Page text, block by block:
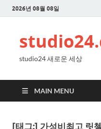
2026년 08월 08일
studio24 새로운 세상
MAIN MENU
[태그:] 가성비최고 릿